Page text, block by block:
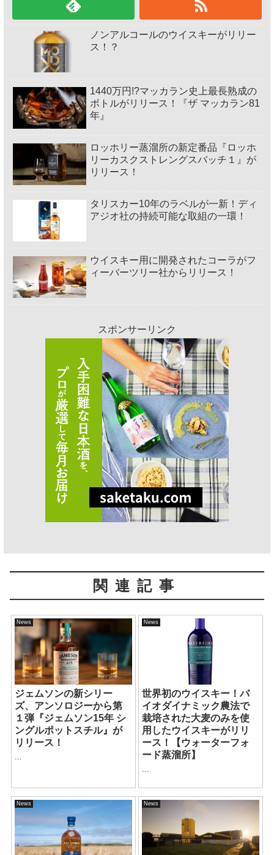
ノンアルコールのウイスキーがリリー
ス！？
1440万円!?マッカラン史上最長熟成の
ボトルがリリース！『ザ マッカラン81
年』
ロッホリー蒸溜所の新定番品『ロッホ
リーカスクストレングスバッチ１』が
リリース！
タリスカー10年のラベルが一新！ディ
アジオ社の持続可能な取組の一環！
ウイスキー用に開発されたコーラがフ
ィーバーツリー社からリリース！
スポンサーリンク
関連記事
News
ジェムソンの新シリー
ズ、アンソロジーから第
１弾『ジェムソン15年 シ
ングルポットスチル』が
リリース！
...
News
世界初のウイスキー！バ
イオダイナミック農法で
栽培された大麦のみを使
用したウイスキーがリリ
ース！【ウォーターフォ
ード蒸溜所】
...
News News